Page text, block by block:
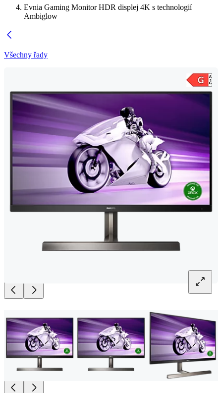
Evnia Gaming Monitor HDR displej 4K s technologií
Ambiglow
Všechny řady